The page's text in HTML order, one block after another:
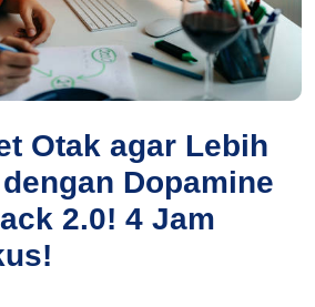
Otak agar Lebih
Dopamine
2.0! 4 Jam